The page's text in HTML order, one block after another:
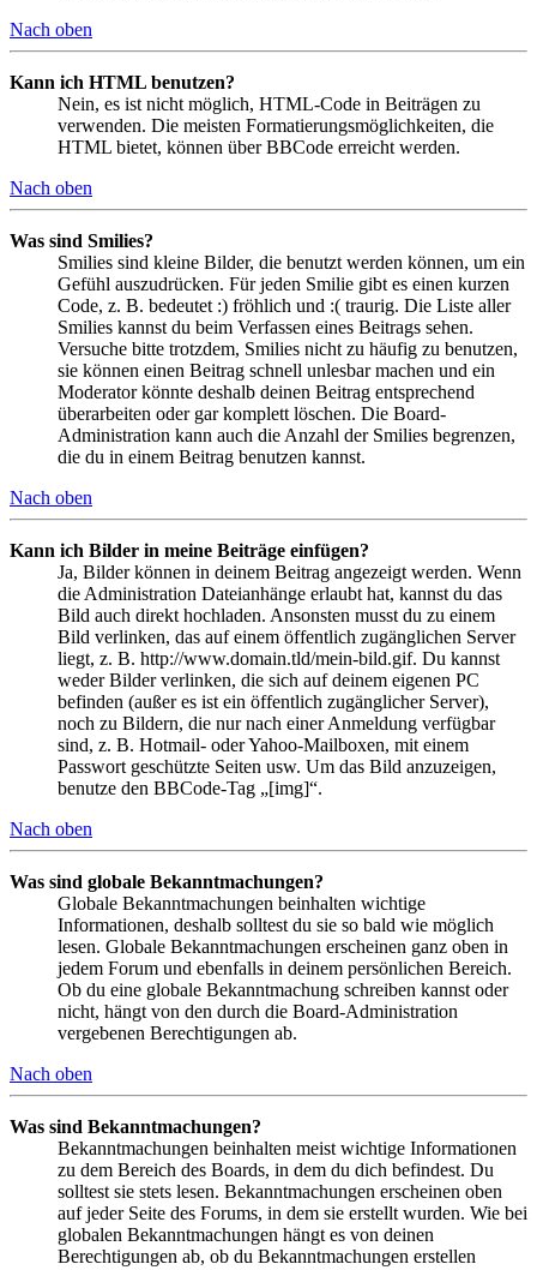
Nach oben
Kann ich HTML benutzen?
Nein, es ist nicht möglich, HTML-Code in Beiträgen zu
verwenden. Die meisten Formatierungsmöglichkeiten, die
HTML bietet, können über BBCode erreicht werden.
Nach oben
Was sind Smilies?
Smilies sind kleine Bilder, die benutzt werden können, um ein
Gefühl auszudrücken. Für jeden Smilie gibt es einen kurzen
Code, z. B. bedeutet :) fröhlich und :( traurig. Die Liste aller
Smilies kannst du beim Verfassen eines Beitrags sehen.
Versuche bitte trotzdem, Smilies nicht zu häufig zu benutzen,
sie können einen Beitrag schnell unlesbar machen und ein
Moderator könnte deshalb deinen Beitrag entsprechend
überarbeiten oder gar komplett löschen. Die Board-
Administration kann auch die Anzahl der Smilies begrenzen,
die du in einem Beitrag benutzen kannst.
Nach oben
Kann ich Bilder in meine Beiträge einfügen?
Ja, Bilder können in deinem Beitrag angezeigt werden. Wenn
die Administration Dateianhänge erlaubt hat, kannst du das
Bild auch direkt hochladen. Ansonsten musst du zu einem
Bild verlinken, das auf einem öffentlich zugänglichen Server
liegt, z. B. http://www.domain.tld/mein-bild.gif. Du kannst
weder Bilder verlinken, die sich auf deinem eigenen PC
befinden (außer es ist ein öffentlich zugänglicher Server),
noch zu Bildern, die nur nach einer Anmeldung verfügbar
sind, z. B. Hotmail- oder Yahoo-Mailboxen, mit einem
Passwort geschützte Seiten usw. Um das Bild anzuzeigen,
benutze den BBCode-Tag „[img]“.
Nach oben
Was sind globale Bekanntmachungen?
Globale Bekanntmachungen beinhalten wichtige
Informationen, deshalb solltest du sie so bald wie möglich
lesen. Globale Bekanntmachungen erscheinen ganz oben in
jedem Forum und ebenfalls in deinem persönlichen Bereich.
Ob du eine globale Bekanntmachung schreiben kannst oder
nicht, hängt von den durch die Board-Administration
vergebenen Berechtigungen ab.
Nach oben
Was sind Bekanntmachungen?
Bekanntmachungen beinhalten meist wichtige Informationen
zu dem Bereich des Boards, in dem du dich befindest. Du
solltest sie stets lesen. Bekanntmachungen erscheinen oben
auf jeder Seite des Forums, in dem sie erstellt wurden. Wie bei
globalen Bekanntmachungen hängt es von deinen
Berechtigungen ab, ob du Bekanntmachungen erstellen